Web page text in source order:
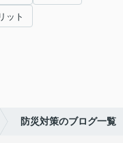
ット
防災対策のブログ一覧